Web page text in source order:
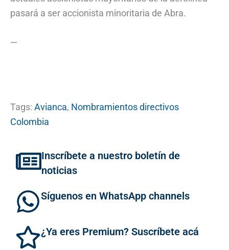
pasará a ser accionista minoritaria de Abra.
—
Tags: Avianca, Nombramientos directivos
Colombia
Inscríbete a nuestro boletín de
noticias
Síguenos en WhatsApp channels
¿Ya eres Premium? Suscríbete acá